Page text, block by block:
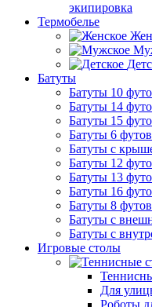
экипировка
Термобелье
Батуты
Батуты 10
Батуты 14
Батуты 15
Батуты 6
Батуты с
Батуты 12
Батуты 13
Батуты 16
Батуты 8
Батуты с
Батуты с
Игровые столы
Для
Роботы